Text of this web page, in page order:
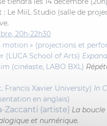
: Le MiiL Studio (salle de
20h-22h30
motion » (projections et
(LUCA School of Arts)
(cinéaste, LABO BXL)
Francis Xavier University) In
en anglais)
Zaccanti (artiste) La
et numérique.